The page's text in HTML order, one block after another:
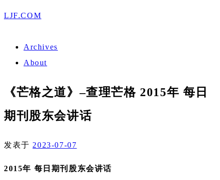
LJF.COM
Archives
About
《芒格之道》–查理芒格 2015年 每日
期刊股东会讲话
发表于 2023-07-07
2015年 每日期刊股东会讲话